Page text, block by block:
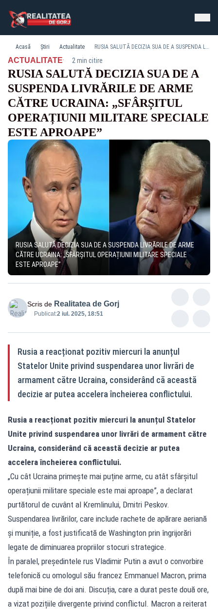
Acasă Știri Actualitate RUSIA SALUTĂ DECIZIA SUA DE A SUSPENDA LIVRĂRILE DE ARME CĂTRE UCRAINA: „SFÂRȘITUL OPERAȚIUNII MILITARE SPECIALE ESTE APROAPE”
ACTUALITATE· 2 min citire
RUSIA SALUTĂ DECIZIA SUA DE A
SUSPENDA LIVRĂRILE DE ARME
CĂTRE UCRAINA: „SFÂRȘITUL
OPERAȚIUNII MILITARE SPECIALE
ESTE APROAPE”
RUSIA SALUTĂ DECIZIA SUA DE A SUSPENDA LIVRĂRILE DE ARME
CĂTRE UCRAINA: „SFÂRȘITUL OPERAȚIUNII MILITARE SPECIALE
ESTE APROAPE”
Scris de Realitatea de Gorj
Publicat:2 iul. 2025, 18:51
Rusia a reacționat pozitiv miercuri la anunțul
Statelor Unite privind suspendarea unor livrări de
armament către Ucraina, considerând că această
decizie ar putea accelera încheierea conflictului.
Rusia a reacționat pozitiv miercuri la anunțul Statelor
Unite privind suspendarea unor livrări de armament către
Ucraina, considerând că această decizie ar putea
accelera încheierea conflictului.
„Cu cât Ucraina primește mai puține arme, cu atât sfârșitul
operațiunii militare speciale este mai aproape”, a declarat
purtătorul de cuvânt al Kremlinului, Dmitri Peskov.
Suspendarea livrărilor, care include rachete de apărare aeriană
și muniție, a fost justificată de Washington prin îngrijorări
legate de diminuarea propriilor stocuri strategice.
În paralel, președintele rus Vladimir Putin a avut o convorbire
telefonică cu omologul său francez Emmanuel Macron, prima
după mai bine de doi ani. Discuția, care a durat peste două ore,
a vizat pozițiile divergente privind conflictul. Macron a reiterat